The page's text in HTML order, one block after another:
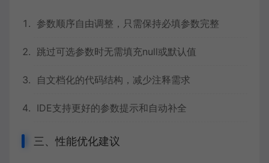
参数顺序自由调整，只需保持必填参数完整
跳过可选参数时无需填充null或默认值
自文档化的代码结构，减少注释需求
IDE支持更好的参数提示和自动补全
三、性能优化建议